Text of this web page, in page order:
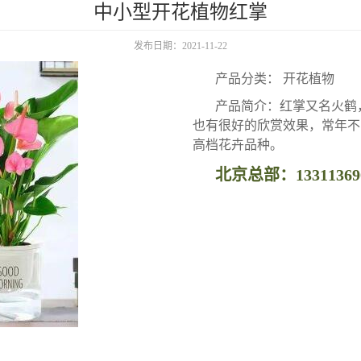
中小型开花植物红掌
发布日期：2021-11-22
产品分类： 开花植物
产品简介：红掌又名火
也有很好的欣赏效果，常年
高档花卉品种。
北京总部：